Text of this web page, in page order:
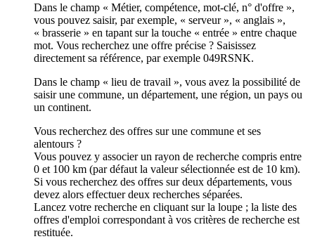
Dans le champ « Métier, compétence, mot-clé, n° d'offre »,
vous pouvez saisir, par exemple, « serveur », « anglais »,
« brasserie » en tapant sur la touche « entrée » entre chaque
mot. Vous recherchez une offre précise ? Saisissez
directement sa référence, par exemple 049RSNK.
Dans le champ « lieu de travail », vous avez la possibilité de
saisir une commune, un département, une région, un pays ou
un continent.
Vous recherchez des offres sur une commune et ses
alentours ?
Vous pouvez y associer un rayon de recherche compris entre
0 et 100 km (par défaut la valeur sélectionnée est de 10 km).
Si vous recherchez des offres sur deux départements, vous
devez alors effectuer deux recherches séparées.
Lancez votre recherche en cliquant sur la loupe ; la liste des
offres d'emploi correspondant à vos critères de recherche est
restituée.